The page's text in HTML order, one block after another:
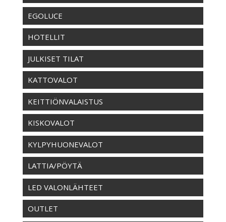
EGOLUCE
HOTELLIT
JULKISET TILAT
KATTOVALOT
KEITTIÖNVALAISTUS
KISKOVALOT
KYLPYHUONEVALOT
LATTIA/PÖYTÄ
LED VALONLÄHTEET
OUTLET